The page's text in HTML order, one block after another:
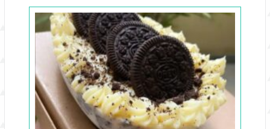
em
13
por
Entre
na
Festa